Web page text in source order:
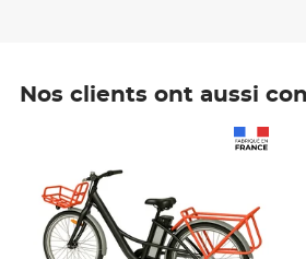
Nos clients ont aussi